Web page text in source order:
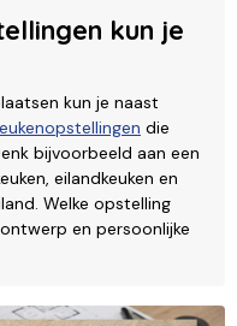
kun je
kun je naast
die
bijvoorbeeld aan een
eilandkeuken en
Welke opstelling
en persoonlijke